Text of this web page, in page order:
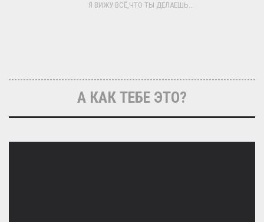
Я ВИЖУ ВСЁ,ЧТО ТЫ ДЕЛАЕШЬ...
А КАК ТЕБЕ ЭТО?